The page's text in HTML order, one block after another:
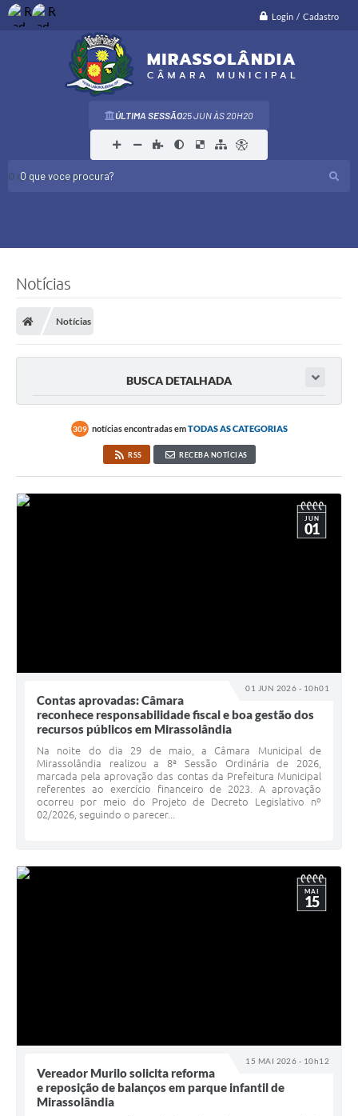
Login / Cadastro
ÚLTIMA SESSÃO25 JUN 20H20
O que voce procura?
Notícias
Notícias
BUSCA DETALHADA
309 notícias encontradas emTODAS AS CATEGORIAS
RSS RECEBA NOTÍCIAS
01 JUN 2026 - 10h01
JUN
01
Contas aprovadas: Câmara
reconhece responsabilidade fiscal e boa gestão dos
recursos públicos em Mirassolândia
Na noite do dia 29 de maio, a Câmara Municipal de
Mirassolândia realizou a 8ª Sessão Ordinária de 2026,
marcada pela aprovação das contas da Prefeitura Municipal
referentes ao exercício financeiro de 2023. A aprovação
ocorreu por meio do Projeto de Decreto Legislativo nº
02/2026, seguindo o parecer...
15 MAI 2026 - 10h12
MAI
15
Vereador Murilo solicita reforma
e reposição de balanços em parque infantil de
Mirassolândia